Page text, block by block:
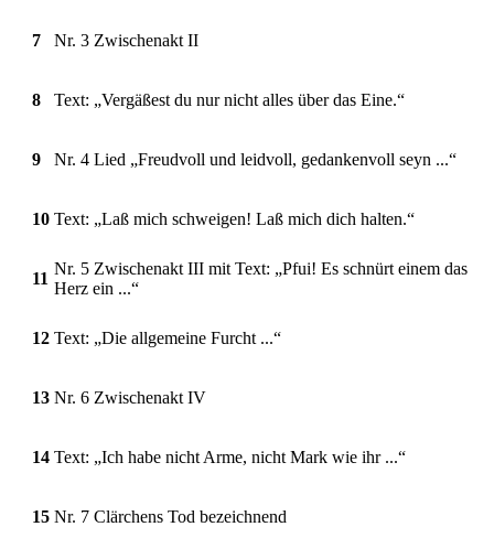
7 Nr. 3 Zwischenakt II
8 Text: „Vergäßest du nur nicht alles über das Eine.“
9 Nr. 4 Lied „Freudvoll und leidvoll, gedankenvoll seyn ...“
10 Text: „Laß mich schweigen! Laß mich dich halten.“
11
Nr. 5 Zwischenakt III mit Text: „Pfui! Es schnürt einem das
Herz ein ...“
12 Text: „Die allgemeine Furcht ...“
13 Nr. 6 Zwischenakt IV
14 Text: „Ich habe nicht Arme, nicht Mark wie ihr ...“
15 Nr. 7 Clärchens Tod bezeichnend